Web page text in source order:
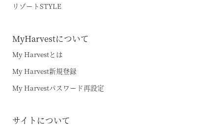
リゾートSTYLE
MyHarvestについて
My Harvestとは
My Harvest新規登録
My Harvestパスワード再設定
サイトについて